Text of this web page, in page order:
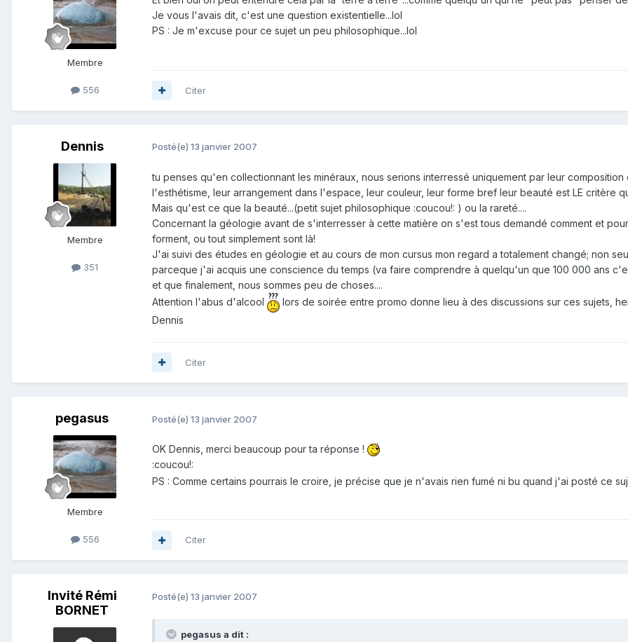
Membre
556
Je vous l'avais dit, c'est une question existentielle...lol
PS : Je m'excuse pour ce sujet un peu philosophique...lol
Citer
Dennis
Membre
351
Posté(e) 13 janvier 2007
tu penses qu'en collectionnant les minéraux, nous serions interressé uniquement par leur
l'esthétisme, leur arrangement dans l'espace, leur couleur, leur forme bref leur beauté est LE critère
Mais qu'est ce que la beauté...(petit sujet philosophique :coucou!: ) ou la rareté....
Concernant la géologie avant de s'interresser à cette matière on s'est tous demandé comment et
forment, ou tout simplement sont là!
J'ai suivi des études en géologie et au cours de mon cursus mon regard a totalement changé; non
parceque j'ai acquis une conscience du temps (va faire comprendre à quelqu'un que 100 000 ans
et que finalement, nous sommes peu de choses....
Attention l'abus d'alcool
lors de soirée entre promo donne lieu à des discussions sur ces sujets,
Dennis
Citer
pegasus
Membre
556
Posté(e) 13 janvier 2007
OK Dennis, merci beaucoup pour ta réponse !
:coucou!:
PS : Comme certains pourrais le croire, je précise que je n'avais rien fumé ni bu quand j'ai posté ce
Citer
Invité Rémi
BORNET
Posté(e) 13 janvier 2007
pegasus a dit :